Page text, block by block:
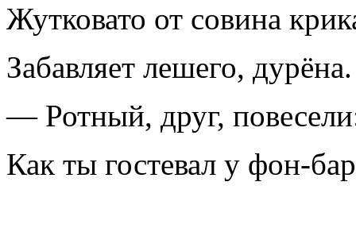
Жутковато от совина
Забавляет лешего, дурёна.
— Ротный, друг,
Как ты гостевал у фон-